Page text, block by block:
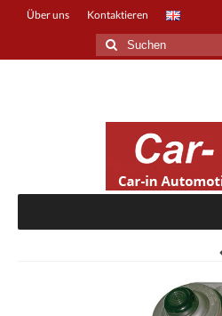
Über uns Kontaktieren
Suche
nach: